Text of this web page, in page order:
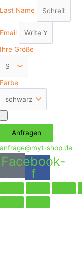
Last Name
Email
Ihre Größe
Farbe
Аnfragen
anfrage@myt-shop.de
Facebook-
f